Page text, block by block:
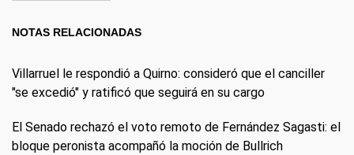
NOTAS RELACIONADAS
Villarruel le respondió a Quirno: consideró que el canciller
"se excedió" y ratificó que seguirá en su cargo
El Senado rechazó el voto remoto de Fernández Sagasti: el
bloque peronista acompañó la moción de Bullrich